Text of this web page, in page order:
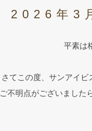
2026年3
平素は
さてこの度、サンアイビ
ご不明点がございました